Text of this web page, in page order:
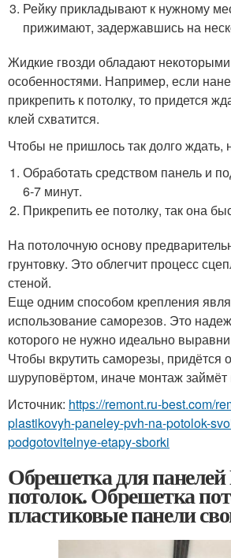
Рейку прикладывают к нужному
прижимают, задержавшись на
Жидкие гвозди обладают
особенностями. Например, если
прикрепить к потолку, то придется
клей схватится.
Чтобы не пришлось так долго ждать,
Обработать средством панель и
6-7 минут.
Прикрепить ее потолку, так она
На потолочную основу
грунтовку. Это облегчит процесс
стеной.
Еще одним способом крепления
использование саморезов. Это
которого не нужно идеально
Чтобы вкрутить саморезы, придётся
шуруповёртом, иначе монтаж
Источник: https://remont.ru-best.com/
plastikovyh-paneley-pvh-na-potolok-
podgotovitelnye-etapy-sborki
Обрешетка для
потолок. Обрешетка
пластиковые панели